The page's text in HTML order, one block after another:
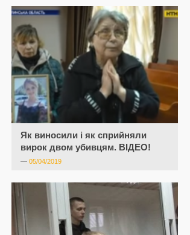
Як виносили і як сприйняли
вирок двом убивцям. ВІДЕО!
— 05/04/2019